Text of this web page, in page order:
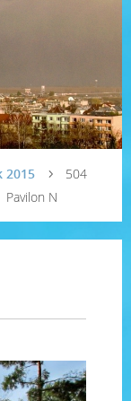
2015
504
Pavilon N